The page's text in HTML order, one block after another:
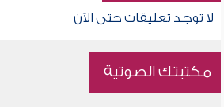
لا توجد تعليقات حتى الآن
مكتبتك الصوتية